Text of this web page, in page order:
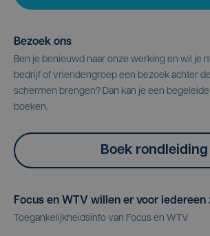
Bezoek ons
Ben je benieuwd naar onze werking en wil je
bedrijf of vriendengroep een bezoek achter de
schermen brengen? Dan kan je een
boeken.
Boek rondleiding
Focus en WTV willen er voor iedereen
Toegankelijkheidsinfo van Focus en WTV